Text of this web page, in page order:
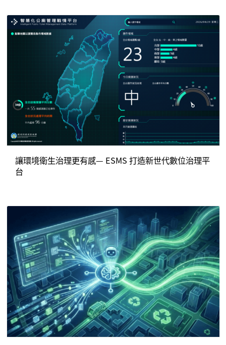
讓環境衛生治理更有感— ESMS 打造新世代數位治理平
台